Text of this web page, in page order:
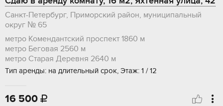
Санкт-Петербург, Приморский район, муниципальный
округ № 65
метро Комендантский проспект 1860 м
метро Беговая 2560 м
метро Старая Деревня 2640 м
Тип аренды: на длительный срок, Этаж: 1 / 12
16 500 